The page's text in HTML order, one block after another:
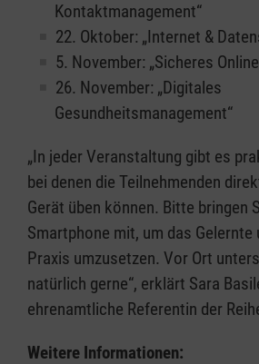
Kontaktmanagement“
22. Oktober: „Internet &
5. November: „Sicheres
26. November: „Digitales
Gesundheitsmanagement“
„In jeder Veranstaltung gibt es
bei denen die Teilnehmenden
Gerät üben können. Bitte bringen
Smartphone mit, um das
Praxis umzusetzen. Vor Ort
natürlich gerne“, erklärt Sara
ehrenamtliche Referentin der
Weitere Informationen: